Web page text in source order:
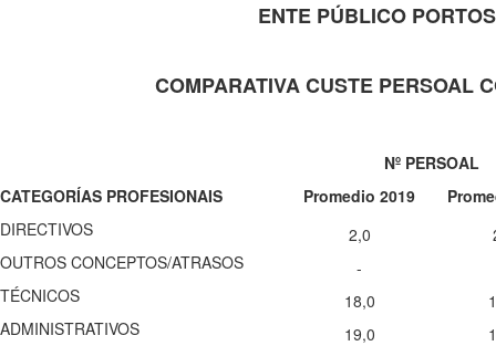
ENTE PÚBLICO
COMPARATIVA CUSTE PERSOAL
Nº PERSOAL
CATEGORÍAS PROFESIONAIS
Promedio 2019
DIRECTIVOS
2,0
OUTROS CONCEPTOS/ATRASOS
-
TÉCNICOS
18,0
ADMINISTRATIVOS
19,0